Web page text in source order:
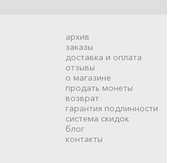
архив
заказы
доставка и оплата
отзывы
о магазине
продать монеты
возврат
гарантия подлинности
система скидок
блог
контакты